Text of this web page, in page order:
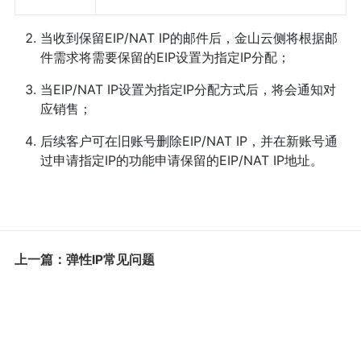
当收到保留EIP/NAT IP的邮件后，金山云侧将根据邮
件需求将需要保留的EIP设置为指定IP分配；
当EIP/NAT IP设置为指定IP分配方式后，将会通知对
应销售；
后续客户可在旧账号删除EIP/NAT IP，并在新账号通
过申请指定IP的功能申请保留的EIP/NAT IP地址。
上一篇：弹性IP常见问题